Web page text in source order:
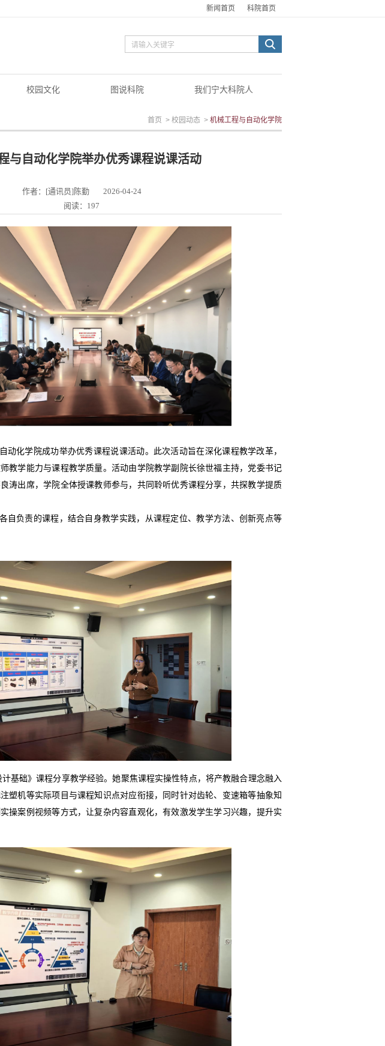
新闻首页 科院首页
校园文化 图说科院 我们宁大科院人
首页 > 校园动态 > 机械工程与自动化学院
与自动化学院举办优秀课程说课活动
作者：[通讯员]陈勤
2026-04-24
阅读：197
动化学院成功举办优秀课程说课活动。此次活动旨在深化课程教学改革，
教学能力与课程教学质量。活动由学院教学副院长徐世福主持，党委书记
涛出席，学院全体授课教师参与，共同聆听优秀课程分享，共探教学提质
自负责的课程，结合自身教学实践，从课程定位、教学方法、创新亮点等
基础》课程分享教学经验。她聚焦课程实操性特点，将产教融合理念融入
塑机等实际项目与课程知识点对应衔接，同时针对齿轮、变速箱等抽象知
操案例视频等方式，让复杂内容直观化，有效激发学生学习兴趣，提升实